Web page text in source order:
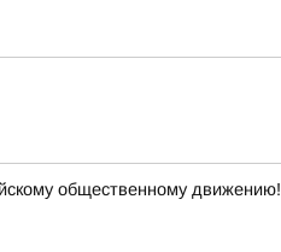
общественному движению!